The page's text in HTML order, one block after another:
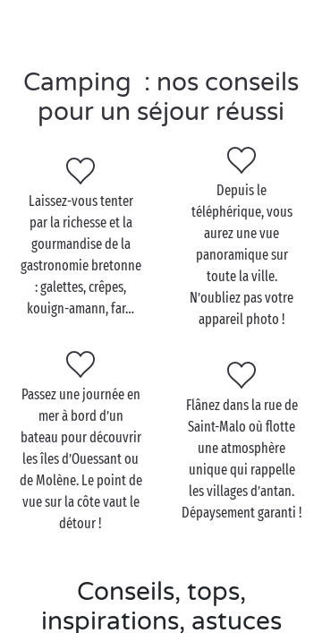
Visitez Brest en couple
Larguez les amarres et hissez les voiles direction
Brest, qui vous réserve de belles surprises.
Commencez par vous mettre en jambe avec une
balade àvélole long du littoral, les paysages y sont
magnifiques. Poursuivez ensuite par une visite du
château et de son musée de la marine, étape
incontournable dans une ville tournée vers l’océan.
Enfin, terminez en beauté par une balade au
Conservatoire botanique, un havre de paix
verdoyant où cohabitent plantes sauvages et fleurs
exotiques.
On ne découvre jamais une ville aussi bien qu’à
travers sagastronomie
. Parole de loups de mer ! Et
Brest n’a pas à rougir : de nombreux restaurants
typiques seront le décor parfait pour un dîner aux
chandellesen amoureux
. Au menu : plateau de fruits
Camping : nos conseils
pour un séjour réussi
Laissez-vous tenter
par la richesse et la
gourmandise de la
gastronomie bretonne
: galettes, crêpes,
kouign-amann, far…
Depuis le
téléphérique, vous
aurez une vue
panoramique sur
toute la ville.
N’oubliez pas votre
appareil photo !
Passez une journée en
mer à bord d’un
bateau pour découvrir
les îles d’Ouessant ou
de Molène. Le point de
vue sur la côte vaut le
détour !
Flânez dans la rue de
Saint-Malo où flotte
une atmosphère
unique qui rappelle
les villages d’antan.
Dépaysement garanti !
Conseils, tops,
inspirations, astuces